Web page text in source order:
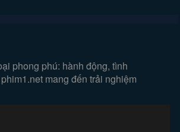
phong phú: hành động, tình
mang đến trải nghiệm